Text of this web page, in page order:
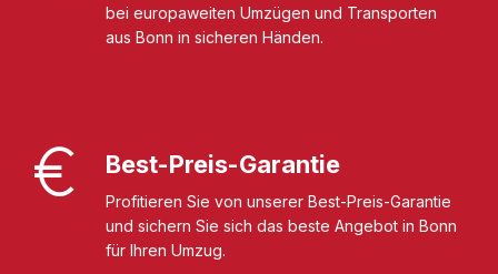
bei europaweiten Umzügen und Transporten
aus Bonn in sicheren Händen.
Best-Preis-Garantie
Profitieren Sie von unserer Best-Preis-Garantie
und sichern Sie sich das beste Angebot in Bonn
für Ihren Umzug.